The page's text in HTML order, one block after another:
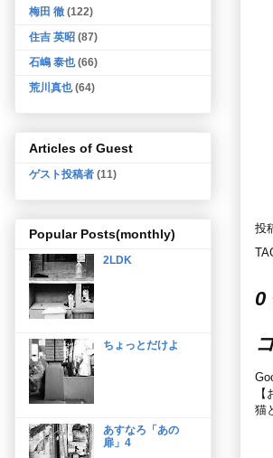
投
0
猫
梅田 徹 (122)
住吉 英昭 (87)
石嶋 泰也 (66)
荒川真也 (64)
Articles of Guest
ゲスト投稿者 (11)
Popular Posts(monthly)
2LDK
ちょっとだけよ
あすなろ「あの
扉」4